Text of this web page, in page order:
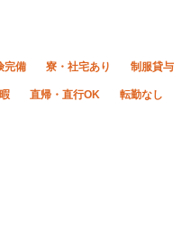
完備 寮・社宅あり 制服貸与
直帰・直行OK 転勤なし